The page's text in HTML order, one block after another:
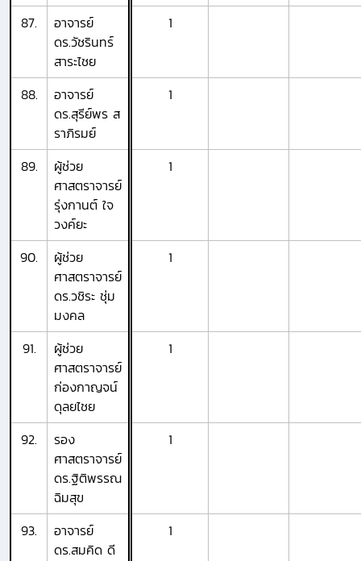
87.
อาจารย์
ดร.วัชรินทร์
สาระไชย
1
88.
อาจารย์
ดร.สุรีย์พร ส
ราภิรมย์
1
89.
ผู้ช่วย
ศาสตราจารย์
รุ่งกานต์ ใจ
วงค์ยะ
1
90.
ผู้ช่วย
ศาสตราจารย์
ดร.วชิระ ชุ่ม
มงคล
1
91.
ผู้ช่วย
ศาสตราจารย์
ก่องกาญจน์
ดุลยไชย
1
92.
รอง
ศาสตราจารย์
ดร.ฐิติพรรณ
ฉิมสุข
1
93.
อาจารย์
ดร.สมคิด ดี
1